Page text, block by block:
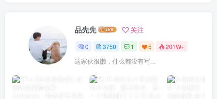
品先先 关注
0 3750 1 5 201W+
这家伙很懒，什么都没有写...